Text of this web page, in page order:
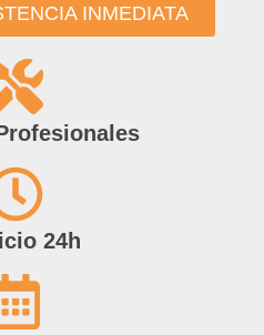
INMEDIATA
24h